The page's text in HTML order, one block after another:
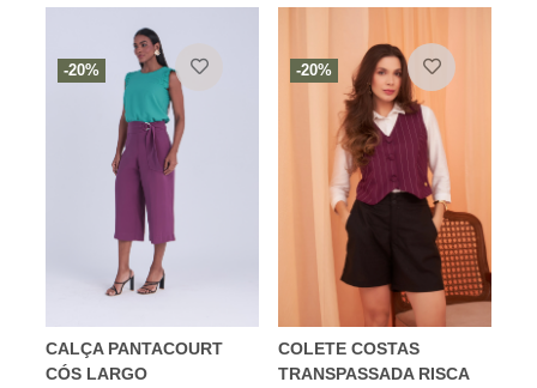
-20%
CALÇA PANTACOURT
CÓS LARGO
-20%
COLETE COSTAS
TRANSPASSADA RISCA